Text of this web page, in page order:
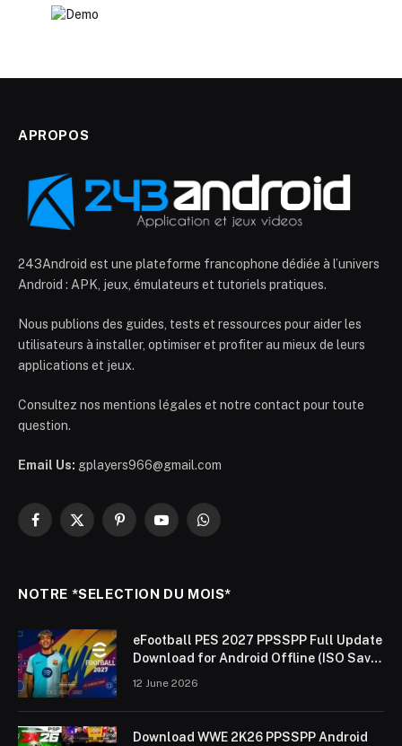
APROPOS
243Android est une plateforme francophone dédiée à l’univers
Android : APK, jeux, émulateurs et tutoriels pratiques.
Nous publions des guides, tests et ressources pour aider les
utilisateurs à installer, optimiser et profiter au mieux de leurs
applications et jeux.
Consultez nos mentions légales et notre contact pour toute
question.
Email Us: gplayers966@gmail.com
Facebook
X
PinterestYouTubeWhatsApp
NOTRE *SELECTION DU MOIS*
eFootball PES 2027 PPSSPP Full Update
Download for Android Offline (ISO Save
12 June 2026
Download WWE 2K26 PPSSPP Android